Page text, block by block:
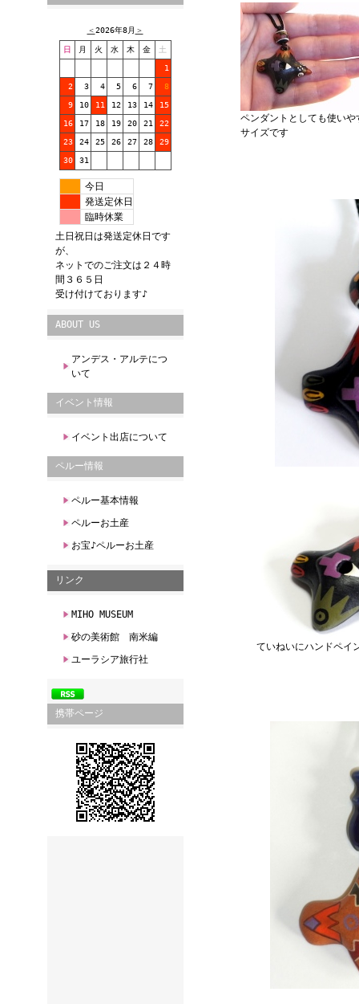
＜2026年8月 ＞
日 月 火 水 木 金 土
1
2 3 4 5 6 7 8
9 10 11 12 13 14 15
16 17 18 19 20 21 22
23 24 25 26 27 28 29
30 31
今日
発送定休日
臨時休業
土日祝日は発送定休日です
が、
ネットでのご注文は２４時
間３６５日
受け付けております♪
ABOUT US
アンデス・アルテにつ
いて
イベント情報
イベント出店について
ペルー情報
ペルー基本情報
ペルーお土産
お宝♪ペルーお土産
リンク
MIHO MUSEUM
砂の美術館 南米編
ユーラシア旅行社
携帯ページ
ペンダントとしても使いや
サイズです
ていねいにハンドペイ